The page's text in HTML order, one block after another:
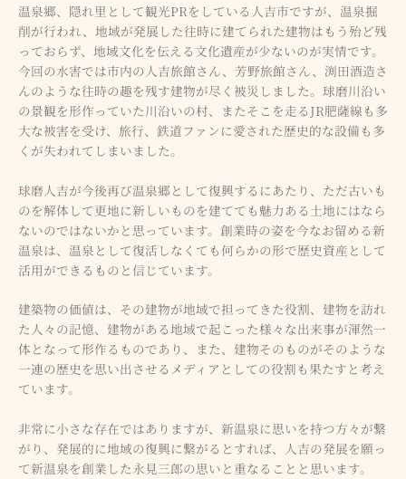
温泉郷、隠れ里として観光PRをしている人吉市ですが、温泉掘
削が行われ、地域が発展した往時に建てられた建物はもう殆ど残
っておらず、地域文化を伝える文化遺産が少ないのが実情です。
今回の水害では市内の人吉旅館さん、芳野旅館さん、渕田酒造さ
んのような往時の趣を残す建物が尽く被災しました。球磨川沿い
の景観を形作っていた川沿いの村、またそこを走るJR肥薩線も多
大な被害を受け、旅行、鉄道ファンに愛された歴史的な設備も多
くが失われてしまいました。
球磨人吉が今後再び温泉郷として復興するにあたり、ただ古いも
のを解体して更地に新しいものを建てても魅力ある土地にはなら
ないのではないかと思っています。創業時の姿を今なお留める新
温泉は、温泉として復活しなくても何らかの形で歴史資産として
活用ができるものと信じています。
建築物の価値は、その建物が地域で担ってきた役割、建物を訪れ
た人々の記憶、建物がある地域で起こった様々な出来事が渾然一
体となって形作るものであり、また、建物そのものがそのような
一連の歴史を思い出させるメディアとしての役割も果たすと考え
ています。
非常に小さな存在ではありますが、新温泉に思いを持つ方々が繋
がり、発展的に地域の復興に繋がるとすれば、人吉の発展を願っ
て新温泉を創業した永見三郎の思いと重なることと思います。